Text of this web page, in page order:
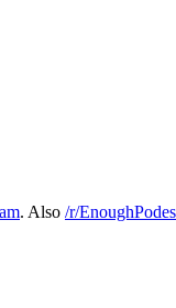
. Also /r/